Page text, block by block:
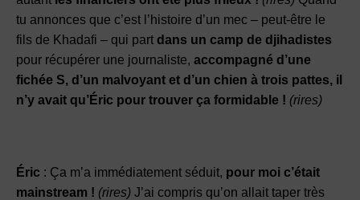
tu annonces que c’est l’histoire d’un mec – peut-être le
fils de Khadafi – qui part dans un camp de djihadistes
pour récupérer une journaliste, accompagné d’une
fichée S, d’un malvoyant et d’un chien à trois pattes, il
n’y avait qu’Éric pour trouver ça formidable ! (rires)
Éric : Ça m’a immédiatement séduit, pour moi c’était
mainstream ! (rires) J’ai compris qu’on allait taper très